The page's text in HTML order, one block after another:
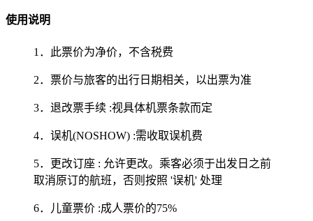
使用说明
1．此票价为净价，不含税费
2．票价与旅客的出行日期相关，以出票为准
3．退改票手续 :视具体机票条款而定
4．误机(NOSHOW) :需收取误机费
5．更改订座 : 允许更改。乘客必须于出发日之前
取消原订的航班，否则按照 '误机' 处理
6．儿童票价 :成人票价的75%